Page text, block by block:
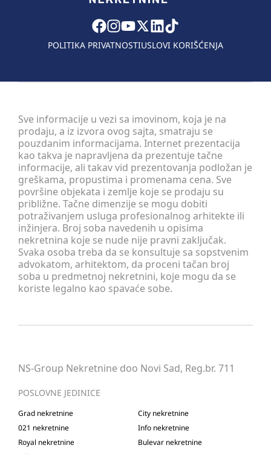
POLITIKA PRIVATNOSTIUSLOVI KORIŠĆENJA
Sve informacije u vezi sa imovinom, koja je na
prodaju, a iz izvora ovog sajta, smatraju se
pouzdanim informacijama. Internet prezentacija
kao takva je napravljena da prezentuje tačne
informacije, ali takav vid prezentovanja podložan je
greškama, propustima i promenama cena. Sve
površine objekata i zemlje koje se prodaju su
približne. Tačne dimenzije se mogu dobiti
potraživanjem usluga profesionalnog arhitekte ili
inžinjera. Broj soba navedenih u opisima
nekretnina koje se nude nije pravni zaključak.
Svaka osoba treba da se konsultuje sa sopstvenim
advokatom, arhitektom, da proceni tačan broj
soba u predmetnoj nekretnini, koje mogu da se
koriste legalno kao spavaće sobe.
NS-Group Nekretnine doo Novi Sad, Reg.br. 711
POSLOVNE JEDINICE
Grad nekretnine
City nekretnine
021 nekretnine
Info nekretnine
Royal nekretnine
Bulevar nekretnine